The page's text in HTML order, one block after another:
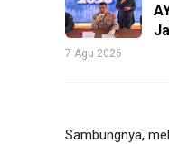
7 Agu 2026
Sambungnya,